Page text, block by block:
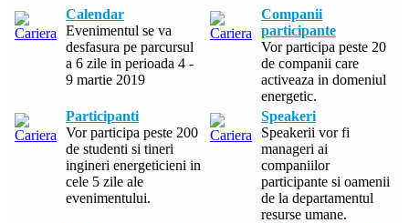
Calendar
Evenimentul se va
desfasura pe parcursul
a 6 zile in perioada 4 -
9 martie 2019
Companii
participante
Vor participa peste 20
de companii care
activeaza in domeniul
energetic.
Participanti
Vor participa peste 200
de studenti si tineri
ingineri energeticieni in
cele 5 zile ale
evenimentului.
Speakeri
Speakerii vor fi
manageri ai
companiilor
participante si oamenii
de la departamentul
resurse umane.